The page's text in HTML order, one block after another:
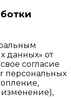
данных» от
согласие
персональных
изменение),